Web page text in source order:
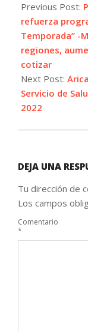
06-
05
Previous Post:
refuerza
Temporada” -
regiones,
cotizar
Next Post:
Servicio de
2022
DEJA UNA
Tu dirección de
Los campos
Comentario
*